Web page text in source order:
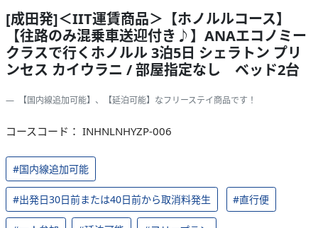
[成田発]＜IIT運賃商品＞【ホノルルコース】
【往路のみ混乗車送迎付き♪】ANAエコノミー
クラスで行くホノルル 3泊5日 シェラトン プリ
ンセス カイウラニ / 部屋指定なし ベッド2台
【国内線追加可能】、【延泊可能】なフリーステイ商品です！
コースコード： INHNLNHYZP-006
#国内線追加可能
#出発日30日前または40日前から取消料発生 #直行便